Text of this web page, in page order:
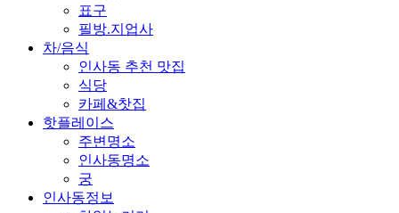
표구
필방.지업사
차/음식
인사동 추천 맛집
식당
카페&찻집
핫플레이스
주변명소
인사동명소
궁
인사동정보